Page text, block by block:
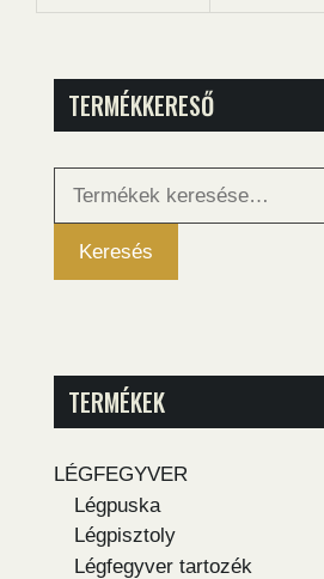
TERMÉKKERESŐ
következőre:
Keresés
TERMÉKEK
LÉGFEGYVER
Légpuska
Légpisztoly
Légfegyver tartozék